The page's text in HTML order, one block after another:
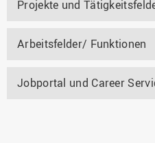
Projekte und
Arbeitsfelder/ Funktionen
Jobportal und Career